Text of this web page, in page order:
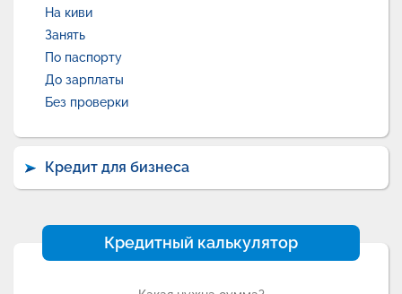
На киви
Занять
По паспорту
До зарплаты
Без проверки
Кредит для бизнеса
Кредитный калькулятор